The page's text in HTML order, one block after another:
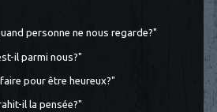
personne ne nous regarde?"
il parmi nous?"
pour être heureux?"
il la pensée?"